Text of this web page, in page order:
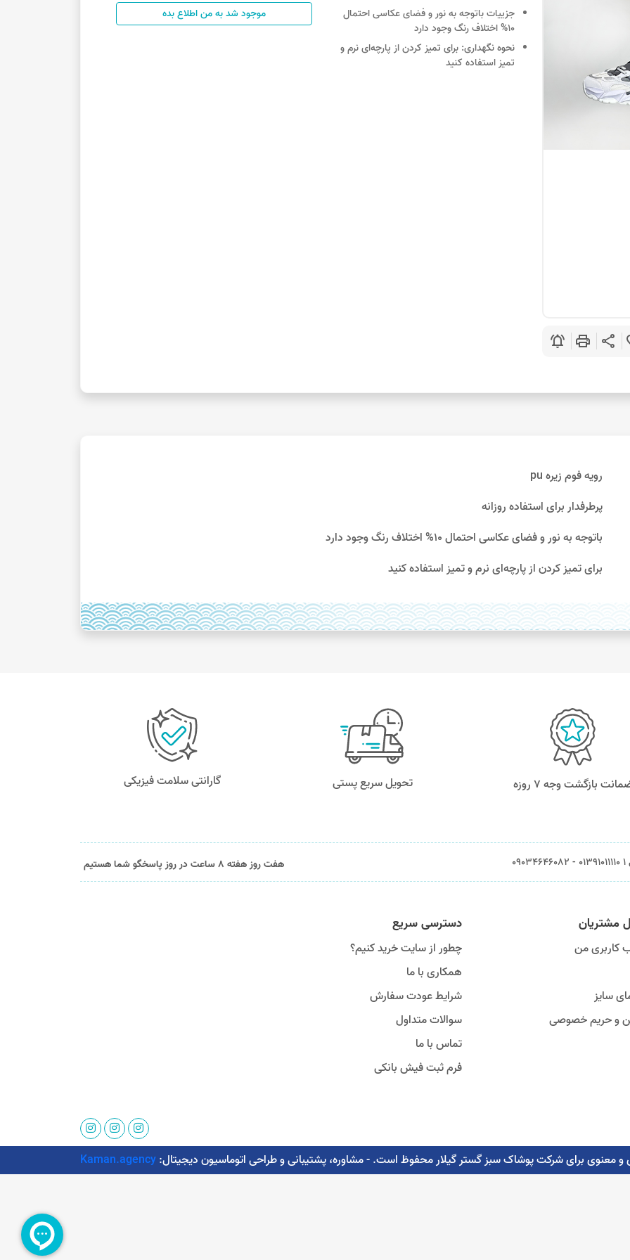
share
print
notifications_active
جزییاتباتوجه به نور و فضای عکاسی احتمال
10% اختلاف رنگ وجود دارد
نحوه نگهداری: برای تمیز کردن از پارچه‌ای نرم و
تمیز استفاده کنید
موجود شد به من اطلاع بده
رویه فوم زیره pu
پرطرفدار برای استفاده روزانه
باتوجه به نور و فضای عکاسی احتمال 10% اختلاف رنگ وجود دارد
برای تمیز کردن از پارچه‌ای نرم و تمیز استفاده کنید
بازگشت وجه ۷ روزه تحویل سریع پستی گارانتی سلامت فیزیکی
هفت روز هفته 8 ساعت در روز پاسخگو شما هستیم
مشتریان
کاربری من
سایز
و حریم خصوصی
دسترسی سریع
چطور از سایت خرید کنیم؟
همکاری با ما
شرایط عودت سفارش
سوالات متداول
تماس با ما
فرم ثبت فیش بانکی
Kaman.agency